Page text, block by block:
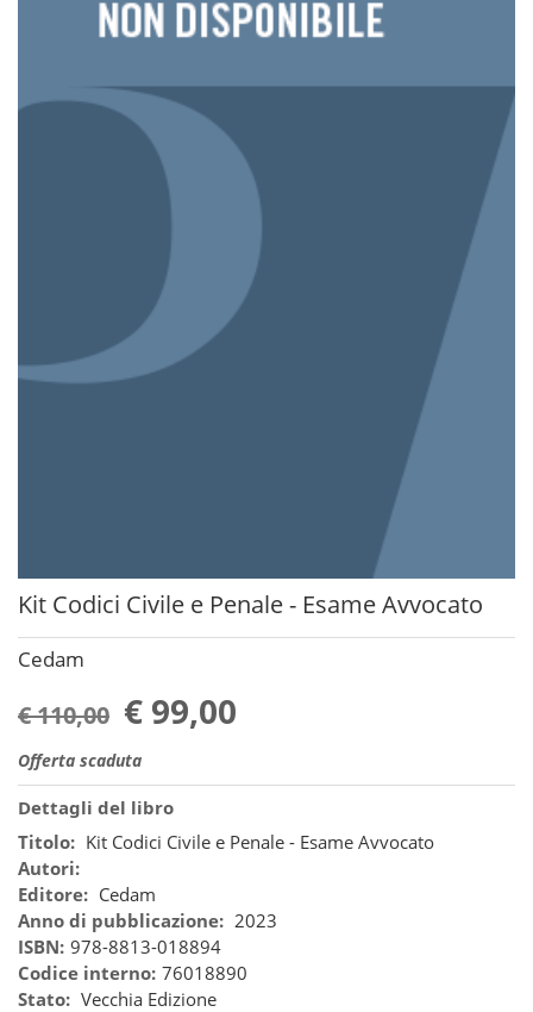
Kit Codici Civile e Penale - Esame Avvocato
Cedam
€ 110,00 € 99,00
Offerta scaduta
Dettagli del libro
Titolo: Kit Codici Civile e Penale - Esame Avvocato
Autori:
Editore: Cedam
Anno di pubblicazione: 2023
ISBN: 978-8813-018894
Codice interno: 76018890
Stato: Vecchia Edizione